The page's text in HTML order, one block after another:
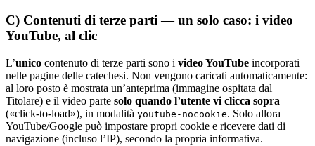
C) Contenuti di terze parti — un solo caso: i video
YouTube, al clic
L’unico contenuto di terze parti sono i video YouTube incorporati
nelle pagine delle catechesi. Non vengono caricati automaticamente:
al loro posto è mostrata un’anteprima (immagine ospitata dal
Titolare) e il video parte solo quando l’utente vi clicca sopra
(«click-to-load»), in modalità youtube-nocookie. Solo allora
YouTube/Google può impostare propri cookie e ricevere dati di
navigazione (incluso l’IP), secondo la propria informativa.